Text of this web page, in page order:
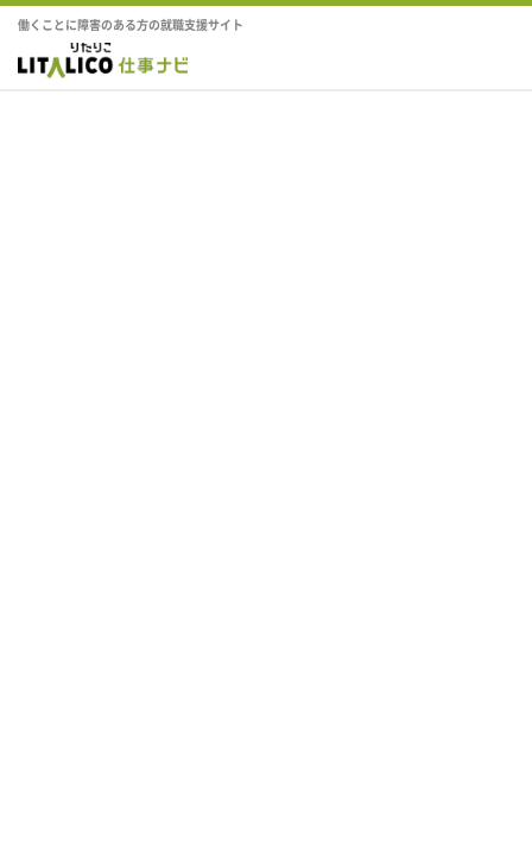
働くことに障害のある方の就職支援サイト